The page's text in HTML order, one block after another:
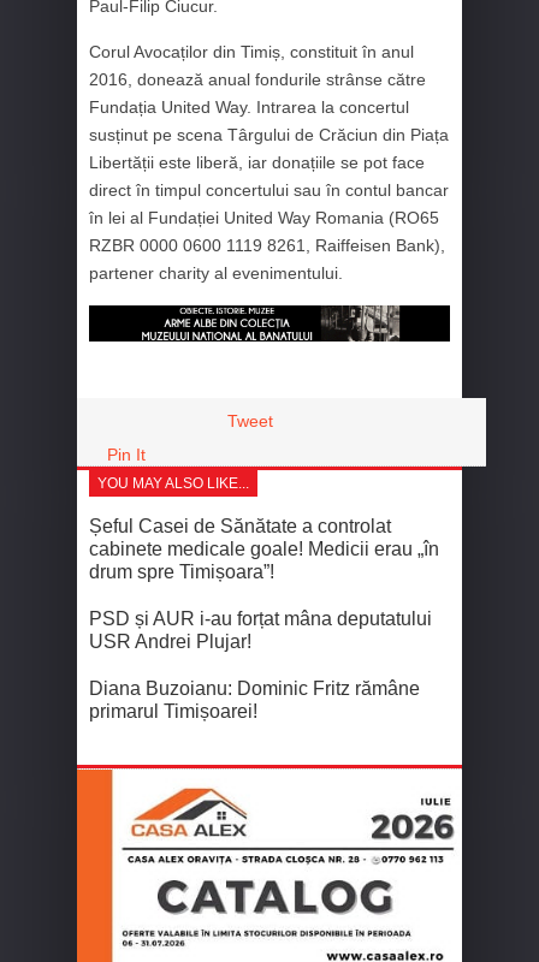
Paul-Filip Ciucur.
Corul Avocaților din Timiș, constituit în anul
2016, donează anual fondurile strânse către
Fundația United Way. Intrarea la concertul
susținut pe scena Târgului de Crăciun din Piața
Libertății este liberă, iar donațiile se pot face
direct în timpul concertului sau în contul bancar
în lei al Fundației United Way Romania (RO65
RZBR 0000 0600 1119 8261, Raiffeisen Bank),
partener charity al evenimentului.
Tweet
Pin It
YOU MAY ALSO LIKE...
Șeful Casei de Sănătate a controlat
cabinete medicale goale! Medicii erau „în
drum spre Timișoara”!
PSD și AUR i-au forțat mâna deputatului
USR Andrei Plujar!
Diana Buzoianu: Dominic Fritz rămâne
primarul Timișoarei!